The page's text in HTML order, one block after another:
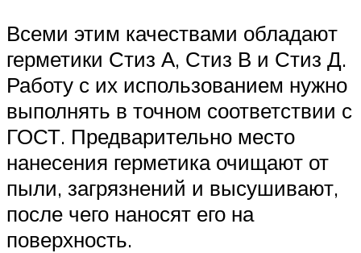
Всеми этим качествами обладают
герметики Стиз А, Стиз В и Стиз Д.
Работу с их использованием нужно
выполнять в точном соответствии с
ГОСТ. Предварительно место
нанесения герметика очищают от
пыли, загрязнений и высушивают,
после чего наносят его на
поверхность.